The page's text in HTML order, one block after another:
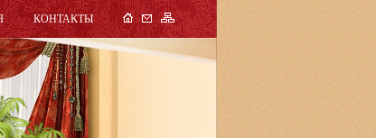
КОНТАКТЫ